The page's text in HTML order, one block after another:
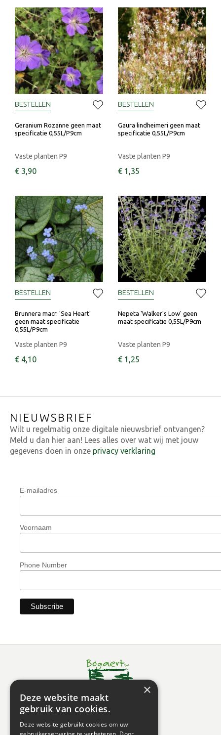
Geranium Rozanne geen maat
specificatie 0,55L/P9cm
Vaste planten P9
€ 3 90
BESTELLEN
Gaura lindheimeri geen maat
specificatie 0,55L/P9cm
Vaste planten P9
€ 1 35
BESTELLEN
Brunnera macr. 'Sea Heart'
geen maat specificatie
0,55L/P9cm
Vaste planten P9
€ 4 10
BESTELLEN
Nepeta 'Walker's Low' geen
maat specificatie 0,55L/P9cm
Vaste planten P9
€ 1 25
BESTELLEN
NIEUWSBRIEF
Wilt u regelmatig onze digitale nieuwsbrief ontvangen?
Meld u dan hier aan! Lees alles over wat wij met jouw
gegevens doen in onze privacy verklaring
E-mailadres
Voornaam
Phone Number
×
Deze website maakt
gebruik van cookies.
Deze website gebruikt cookies om uw